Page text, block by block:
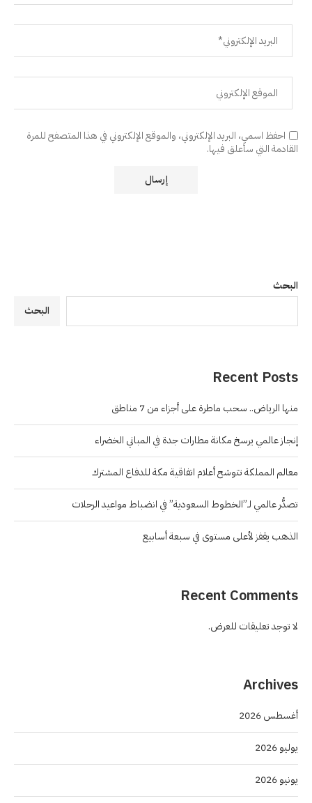
احفظ اسمي، البريد الإلكتروني، والموقع الإلكتروني في هذا المتصفح للمرة
القادمة التي سأعلق فيها.
البحث
البحث
Recent Posts
منها الرياض.. سحب ماطرة على أجزاء من 7 مناطق
إنجاز عالمي يرسخ مكانة مطارات جدة في المباني الخضراء
معالم المملكة تتوشح أعلام اتفاقية مكة للدفاع المشترك
تصدُّر عالمي لـ”الخطوط السعودية” في انضباط مواعيد الرحلات
الذهب يقفز لأعلى مستوى في سبعة أسابيع
Recent Comments
لا توجد تعليقات للعرض.
Archives
أغسطس 2026
يوليو 2026
يونيو 2026